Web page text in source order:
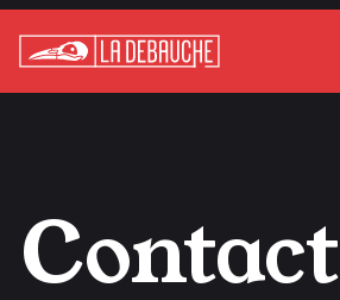
Contact